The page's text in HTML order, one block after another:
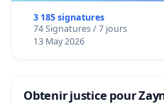
3 185 signatures
74 Signatures / 7 jours
13 May 2026
Obtenir justice pour